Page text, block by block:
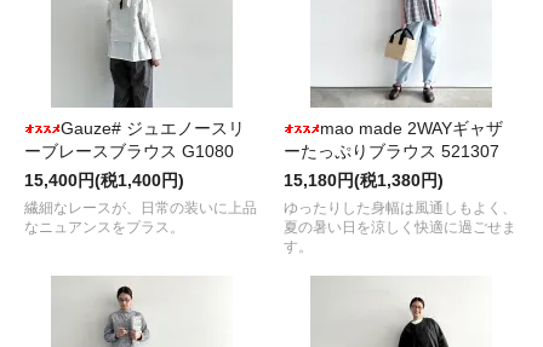
Gauze# ジュエノースリ
ーブレースブラウス G1080
15,400円(税1,400円)
繊細なレースが、日常の装いに上品
なニュアンスをプラス。
mao made 2WAYギャザ
ーたっぷりブラウス 521307
15,180円(税1,380円)
ゆったりした身幅は風通しもよく、
夏の暑い日を涼しく快適に過ごせま
す。